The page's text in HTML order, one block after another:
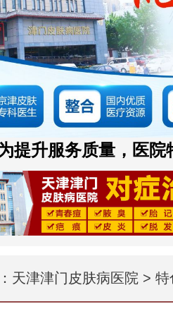
提升服务质量，医院
天津津门皮肤病医院> 特